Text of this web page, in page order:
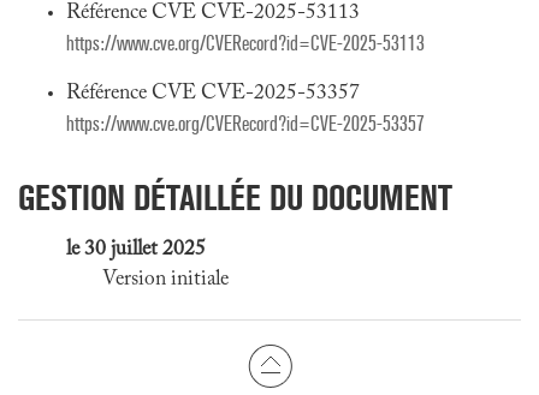
Référence CVE CVE-2025-53113
https://www.cve.org/CVERecord?id=CVE-2025-53113
Référence CVE CVE-2025-53357
https://www.cve.org/CVERecord?id=CVE-2025-53357
GESTION DÉTAILLÉE DU DOCUMENT
le 30 juillet 2025
Version initiale